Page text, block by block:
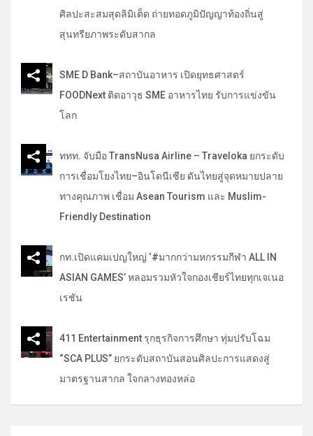
ศิลปะสะสมสุดลิมิเต็ด ถ่ายทอดภูมิปัญญาท้องถิ่นสู่
สุนทรียภาพระดับสากล
SME D Bank–สถาบันอาหาร เปิดยุทธศาสตร์
FOODNext ติดอาวุธ SME อาหารไทย รับการแข่งขัน
โลก
ททท. จับมือ TransNusa Airline – Traveloka ยกระดับ
การเชื่อมโยงไทย–อินโดนีเซีย ดันไทยสู่จุดหมายปลาย
ทางคุณภาพ เชื่อม Asean Tourism และ Muslim-
Friendly Destination
กท.เปิดแคมเปญใหญ่ ‘#มากกว่ามหกรรมกีฬา ALL IN
ASIAN GAMES’ หลอมรวมหัวใจกองเชียร์ไทยทุกเจเนอ
เรชัน
411 Entertainment รุกธุรกิจการศึกษา ทุ่มปรับโฉม
“SCA PLUS” ยกระดับสถาบันสอนศิลปะการแสดงสู่
มาตรฐานสากล ใจกลางทองหล่อ